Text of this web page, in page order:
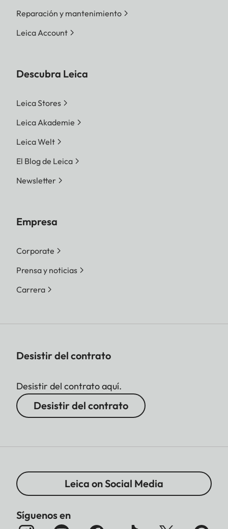
Reparación y mantenimiento
Leica Account
Descubra Leica
Leica Stores
Leica Akademie
Leica Welt
El Blog de Leica
Newsletter
Empresa
Corporate
Prensa y noticias
Carrera
Desistir del contrato
Desistir del contrato aquí.
Desistir del contrato
Leica on Social Media
Síguenos en